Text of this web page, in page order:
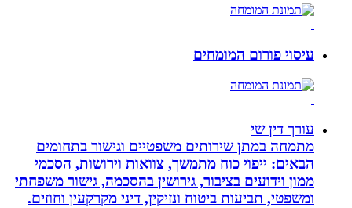
עיסוי פורום המומחים
עורך דין שי
מתמחה במתן שירותים משפטיים וגישור בתחומים
הבאים: ייפוי כוח מתמשך, צוואות וירושות, הסכמי
ממון וידועים בציבור, גירושין בהסכמה, גישור משפחתי
ומשפטי, תביעות ביטוח ונזיקין, דיני מקרקעין וחוזים.